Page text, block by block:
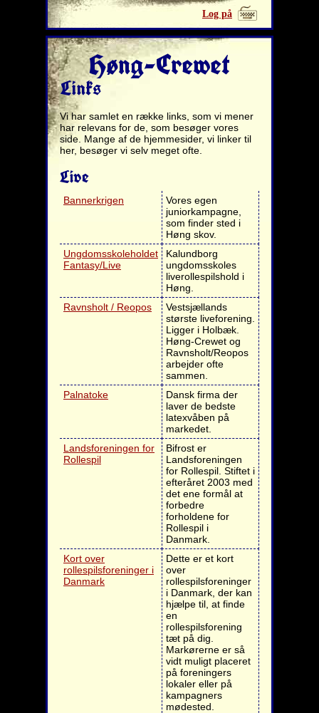
Log på
Høng-Crewet
Links
Vi har samlet en række links, som vi mener
har relevans for de, som besøger vores
side. Mange af de hjemmesider, vi linker til
her, besøger vi selv meget ofte.
Live
Bannerkrigen
Vores egen
juniorkampagne,
som finder sted i
Høng skov.
Ungdomsskoleholdet
Fantasy/Live
Kalundborg
ungdomsskoles
liverollespilshold i
Høng.
Ravnsholt / Reopos
Vestsjællands
største liveforening.
Ligger i Holbæk.
Høng-Crewet og
Ravnsholt/Reopos
arbejder ofte
sammen.
Palnatoke
Dansk firma der
laver de bedste
latexvåben på
markedet.
Landsforeningen for
Rollespil
Bifrost er
Landsforeningen
for Rollespil. Stiftet i
efteråret 2003 med
det ene formål at
forbedre
forholdene for
Rollespil i
Danmark.
Kort over
rollespilsforeninger i
Danmark
Dette er et kort
over
rollespilsforeninger
i Danmark, der kan
hjælpe til, at finde
en
rollespilsforening
tæt på dig.
Markørerne er så
vidt muligt placeret
på foreningers
lokaler eller på
kampagners
mødested.